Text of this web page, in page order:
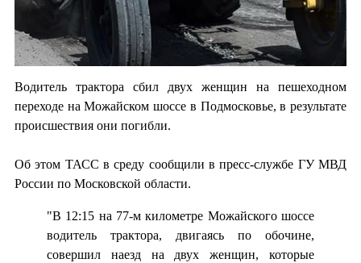
Водитель трактора сбил двух женщин на пешеходном
переходе на Можайском шоссе в Подмосковье, в результате
происшествия они погибли.
Об этом ТАСС в среду сообщили в пресс-службе ГУ МВД
России по Московской области.
"В 12:15 на 77-м километре Можайского шоссе
водитель трактора, двигаясь по обочине,
совершил наезд на двух женщин, которые